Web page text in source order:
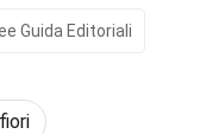
Guida Editoriali